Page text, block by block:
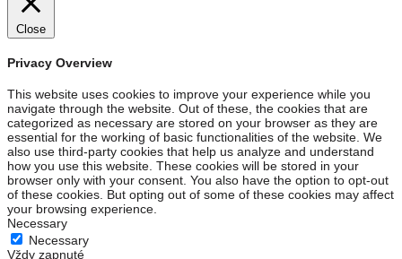
Close
Privacy Overview
This website uses cookies to improve your experience while you
navigate through the website. Out of these, the cookies that are
categorized as necessary are stored on your browser as they are
essential for the working of basic functionalities of the website. We
also use third-party cookies that help us analyze and understand
how you use this website. These cookies will be stored in your
browser only with your consent. You also have the option to opt-out
of these cookies. But opting out of some of these cookies may affect
your browsing experience.
Necessary
Necessary
Vždy zapnuté